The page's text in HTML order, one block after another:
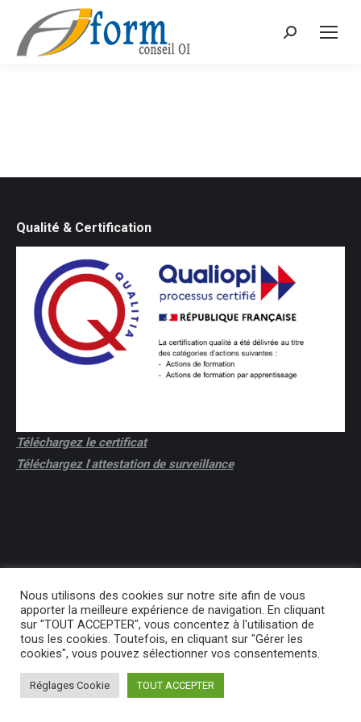
Recherche
Qualité & Certification
Téléchargez le certificat
Téléchargez l'attestation de surveillance
Previously used menu 2
Nous utilisons des cookies sur notre site afin de vous
apporter la meilleure expérience de navigation. En cliquant
sur "TOUT ACCEPTER", vous concentez à l'utilisation de
tous les cookies. Toutefois, en cliquant sur "Gérer les
cookies", vous pouvez sélectionner vos consentements.
Réglages Cookie TOUT ACCEPTER